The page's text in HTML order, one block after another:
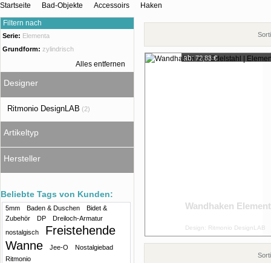
Startseite Bad-Objekte Accessoirs Haken
ab: 72,83 €
Wandhaken
Design: Ritmonio DesignLAB
Filtern nach
Serie: Elementa
Grundform: zylindrisch
Alles entfernen
Designer
Ritmonio DesignLAB (2)
Artikeltyp
Hersteller
Beliebte Tags von Kunden:
5mm Baden & Duschen
Bidet &
Zubehör
DP
Dreiloch-Armatur
nostalgisch
Freistehende
Wanne
Jee-O
Nostalgiebad
Ritmonio